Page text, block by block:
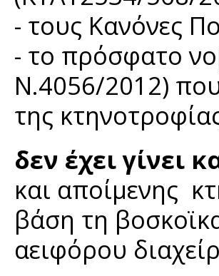
- τους Κανόνες
- το πρόσφατο
Ν.4056/2012) που
της
δεν έχει γίνει
και αποίμενης
βάση τη
αειφόρου